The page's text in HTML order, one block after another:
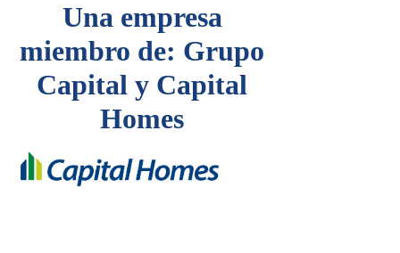
Una empresa
miembro de: Grupo
Capital y Capital
Homes